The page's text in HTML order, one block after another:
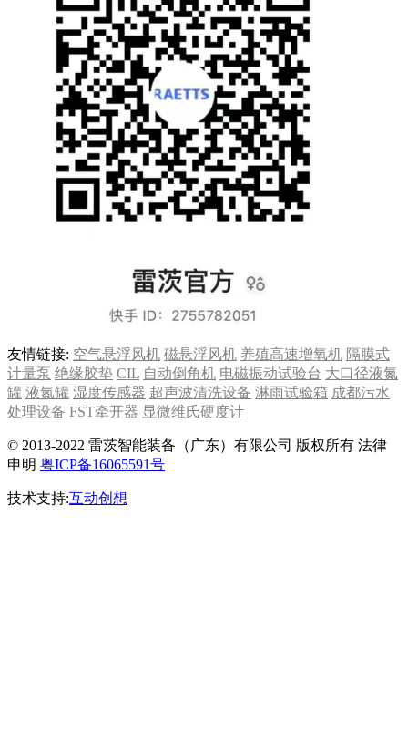
友情链接: 空气悬浮风机 磁悬浮风机 养殖高速增氧机 隔膜式
计量泵 绝缘胶垫 CIL 自动倒角机 电磁振动试验台 大口径液氮
罐 液氮罐 湿度传感器 超声波清洗设备 淋雨试验箱 成都污水
处理设备 FST牵开器 显微维氏硬度计
© 2013-2022 雷茨智能装备（广东）有限公司 版权所有 法律
申明 粤ICP备16065591号
技术支持:互动创想